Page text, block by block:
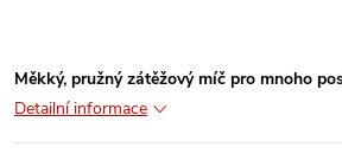
Měkký, pružný zátěžový míč pro mnoho
Detailní informace